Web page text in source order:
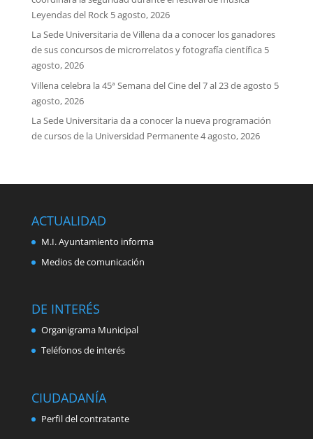
Leyendas del Rock 5 agosto, 2026
La Sede Universitaria de Villena da a conocer los ganadores
de sus concursos de microrrelatos y fotografía científica 5
agosto, 2026
Villena celebra la 45ª Semana del Cine del 7 al 23 de agosto 5
agosto, 2026
La Sede Universitaria da a conocer la nueva programación
de cursos de la Universidad Permanente4 agosto, 2026
ACTUALIDAD
M.I. Ayuntamiento informa
Medios de comunicación
DE INTERÉS
Organigrama Municipal
Teléfonos de interés
CIUDADANÍA
Perfil del contratante